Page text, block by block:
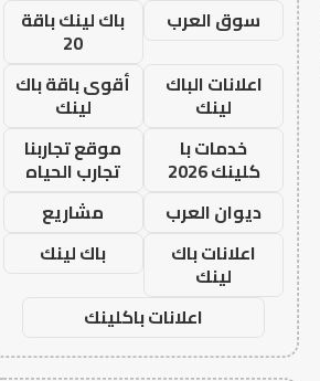
سوق العرب
باك لينك باقة
20
اعلانات الباك
لينك
أقوى باقة باك
لينك
خدمات با
كلينك 2026
موقع تجاربنا
تجارب الحياه
ديوان العرب
مشاريع
اعلانات باك
لينك
باك لينك
اعلانات باكلينك